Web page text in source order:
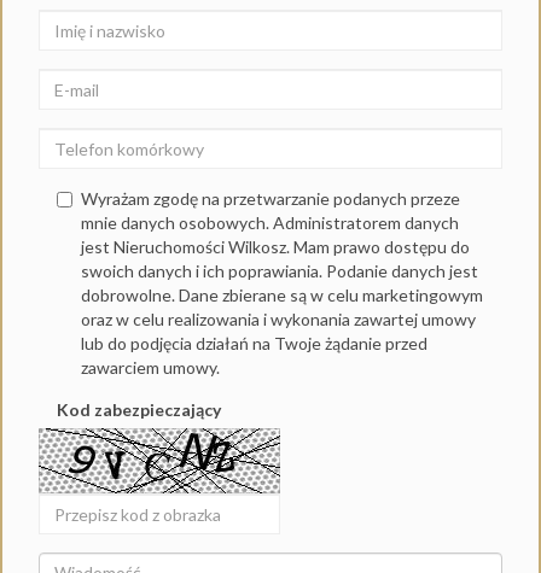
Wyrażam zgodę na przetwarzanie podanych przeze
mnie danych osobowych. Administratorem danych
jest Nieruchomości Wilkosz. Mam prawo dostępu do
swoich danych i ich poprawiania. Podanie danych jest
dobrowolne. Dane zbierane są w celu marketingowym
oraz w celu realizowania i wykonania zawartej umowy
lub do podjęcia działań na Twoje żądanie przed
zawarciem umowy.
Kod zabezpieczający